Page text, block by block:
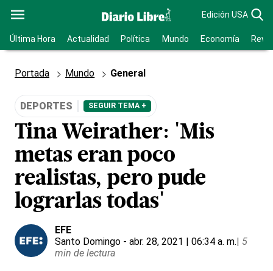
Edición USA
Última Hora Actualidad Política Mundo Economía
Portada Mundo General
DEPORTES SEGUIR TEMA +
Tina Weirather: 'Mis
metas eran poco
realistas, pero pude
lograrlas todas'
EFE
Santo Domingo - abr. 28, 2021 | 06:34 a. m.| 5
min de lectura